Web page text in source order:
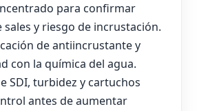
para confirmar
y riesgo de incrustación.
de antiincrustante y
con la química del agua.
SDI, turbidez y cartuchos
antes de aumentar